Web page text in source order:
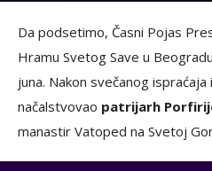
Da podsetimo, Časni Pojas
Hramu Svetog Save u
juna. Nakon svečanog
načalstvovao patrijarh
manastir Vatoped na Svetoj